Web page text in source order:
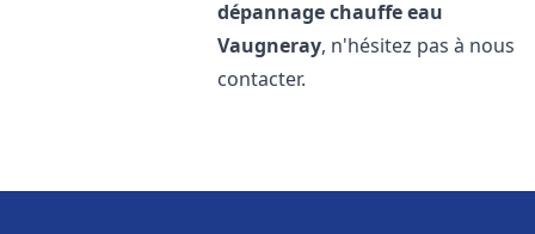
dépannage chauffe eau
Vaugneray, n'hésitez pas à nous
contacter.